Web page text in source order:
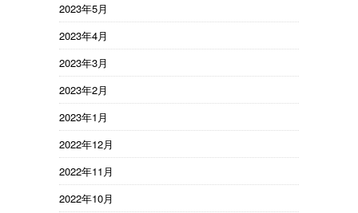
2023年5月
2023年4月
2023年3月
2023年2月
2023年1月
2022年12月
2022年11月
2022年10月